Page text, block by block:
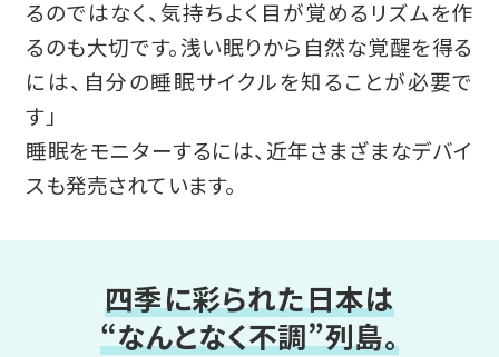
るのではなく、気持ちよく目が覚めるリズムを作
るのも大切です。浅い眠りから自然な覚醒を得る
には、自分の睡眠サイクルを知ることが必要で
す」
睡眠をモニターするには、近年さまざまなデバイ
スも発売されています。
四季に彩られた日本は
“なんとなく不調”列島。